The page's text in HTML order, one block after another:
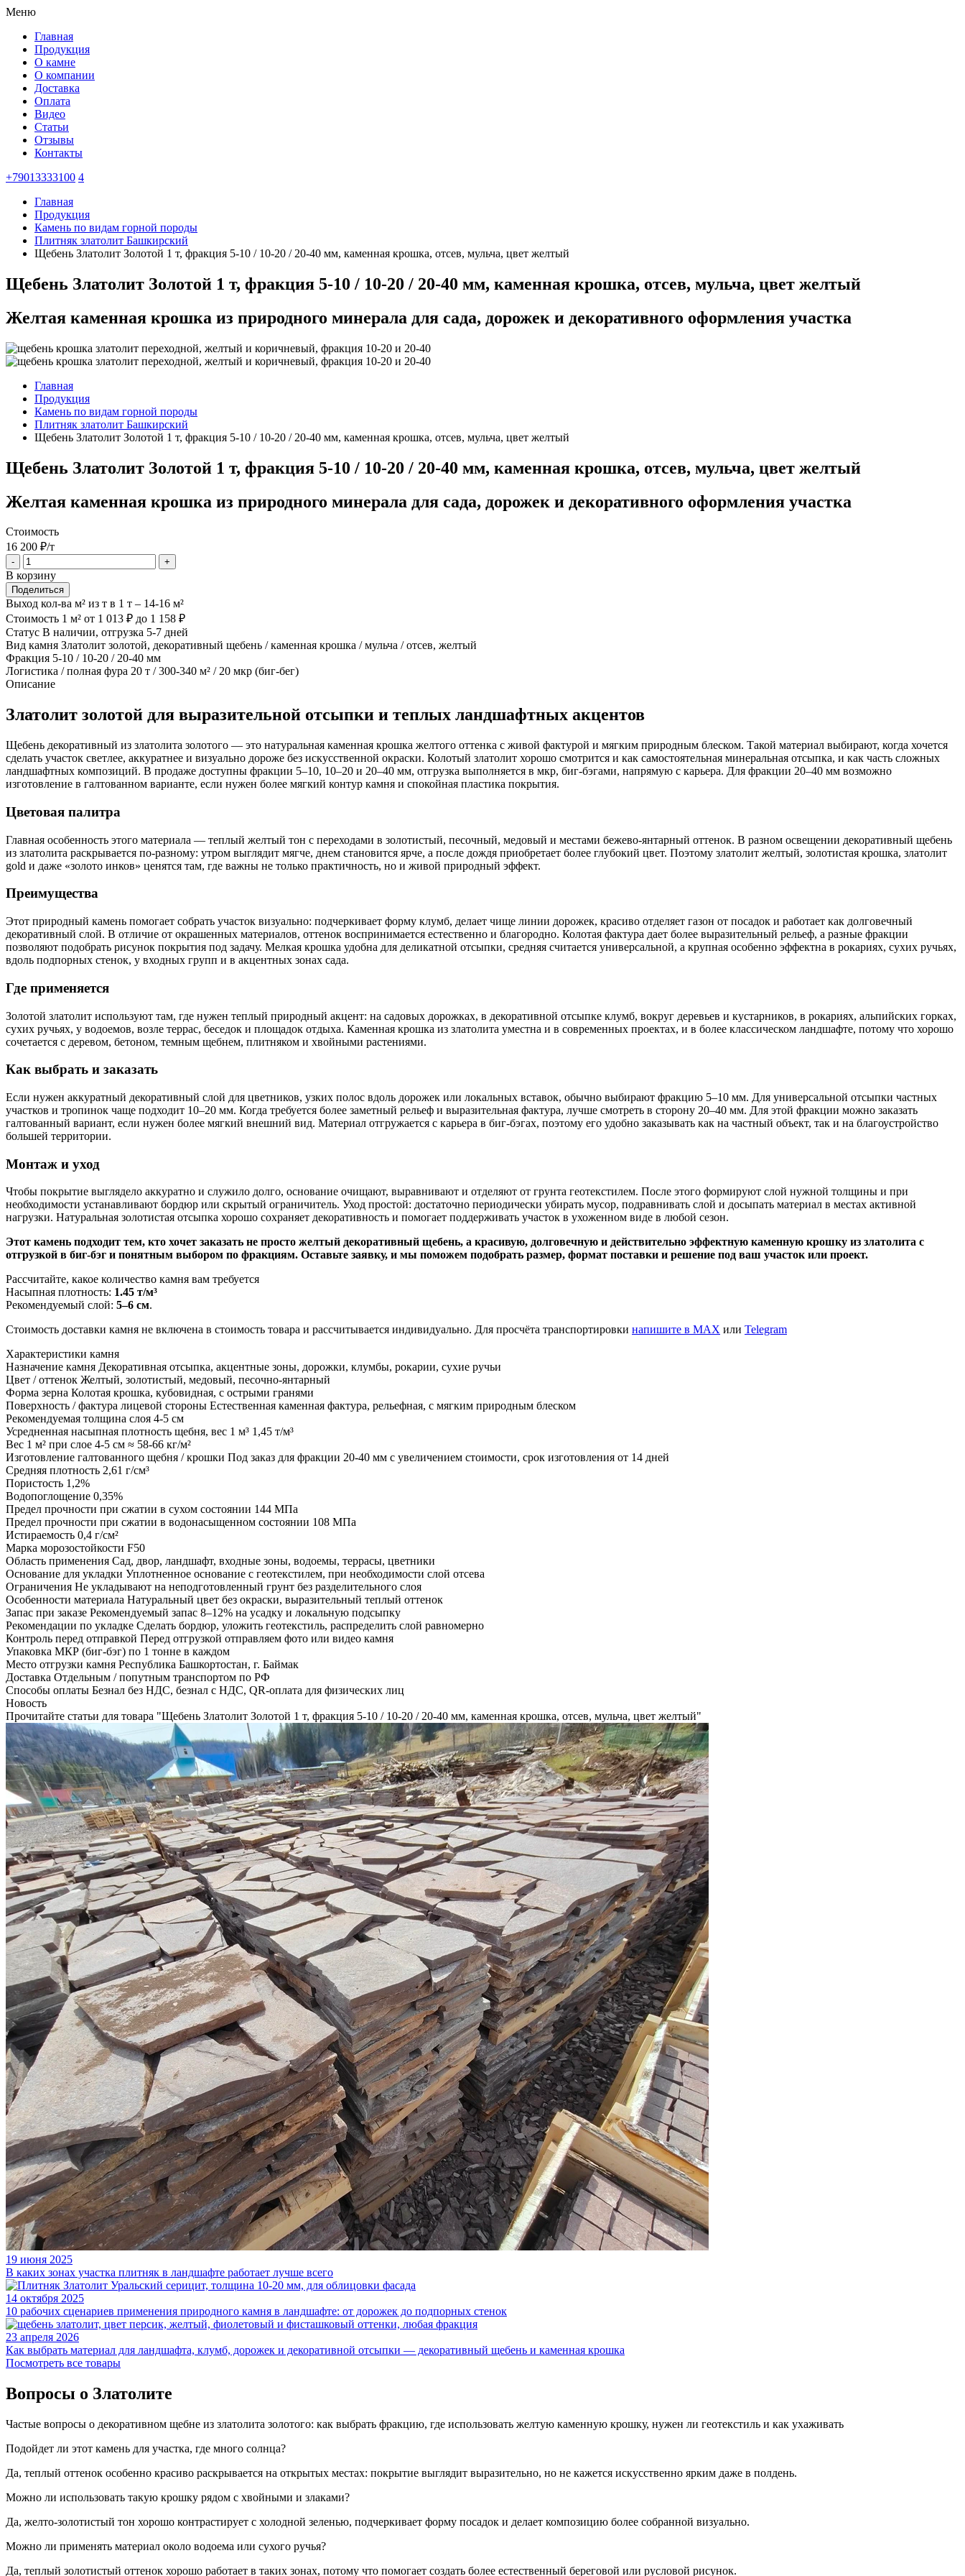
Меню
Главная
Продукция
О камне
О компании
Доставка
Оплата
Видео
Статьи
Отзывы
Контакты
+79013333100 4
Главная
Продукция
Камень по видам горной породы
Плитняк златолит Башкирский
Щебень Златолит Золотой 1 т, фракция 5-10 / 10-20 / 20-40 мм, каменная крошка, отсев, мульча, цвет желтый
Щебень Златолит Золотой 1 т, фракция 5-10 / 10-20 / 20-40 мм, каменная крошка, отсев, мульча, цвет желтый
Желтая каменная крошка из природного минерала для сада, дорожек и декоративного оформления участка
Главная
Продукция
Камень по видам горной породы
Плитняк златолит Башкирский
Щебень Златолит Золотой 1 т, фракция 5-10 / 10-20 / 20-40 мм, каменная крошка, отсев, мульча, цвет желтый
Щебень Златолит Золотой 1 т, фракция 5-10 / 10-20 / 20-40 мм, каменная крошка, отсев, мульча, цвет желтый
Желтая каменная крошка из природного минерала для сада, дорожек и декоративного оформления участка
Стоимость
16 200 ₽/т
- +
В корзину
Поделиться
Выход кол-ва м² из т в 1 т – 14-16 м²
Стоимость 1 м² от 1 013 ₽ до 1 158 ₽
Статус В наличии, отгрузка 5-7 дней
Вид камня Златолит золотой, декоративный щебень / каменная крошка / мульча / отсев, желтый
Фракция 5-10 / 10-20 / 20-40 мм
Логистика / полная фура 20 т / 300-340 м² / 20 мкр (биг-бег)
Описание
Златолит золотой для выразительной отсыпки и теплых ландшафтных акцентов
Щебень декоративный из златолита золотого — это натуральная каменная крошка желтого оттенка с живой фактурой и мягким природным блеском. Такой материал выбирают, когда хочется
сделать участок светлее, аккуратнее и визуально дороже без искусственной окраски. Колотый златолит хорошо смотрится и как самостоятельная минеральная отсыпка, и как часть сложных
ландшафтных композиций. В продаже доступны фракции 5–10, 10–20 и 20–40 мм, отгрузка выполняется в мкр, биг-бэгами, напрямую с карьера. Для фракции 20–40 мм возможно
изготовление в галтованном варианте, если нужен более мягкий контур камня и спокойная пластика покрытия.
Цветовая палитра
Главная особенность этого материала — теплый желтый тон с переходами в золотистый, песочный, медовый и местами бежево-янтарный оттенок. В разном освещении декоративный щебень
из златолита раскрывается по-разному: утром выглядит мягче, днем становится ярче, а после дождя приобретает более глубокий цвет. Поэтому златолит желтый, золотистая крошка, златолит
gold и даже «золото инков» ценятся там, где важны не только практичность, но и живой природный эффект.
Преимущества
Этот природный камень помогает собрать участок визуально: подчеркивает форму клумб, делает чище линии дорожек, красиво отделяет газон от посадок и работает как долговечный
декоративный слой. В отличие от окрашенных материалов, оттенок воспринимается естественно и благородно. Колотая фактура дает более выразительный рельеф, а разные фракции
позволяют подобрать рисунок покрытия под задачу. Мелкая крошка удобна для деликатной отсыпки, средняя считается универсальной, а крупная особенно эффектна в рокариях, сухих ручьях,
вдоль подпорных стенок, у входных групп и в акцентных зонах сада.
Где применяется
Золотой златолит используют там, где нужен теплый природный акцент: на садовых дорожках, в декоративной отсыпке клумб, вокруг деревьев и кустарников, в рокариях, альпийских горках,
сухих ручьях, у водоемов, возле террас, беседок и площадок отдыха. Каменная крошка из златолита уместна и в современных проектах, и в более классическом ландшафте, потому что хорошо
сочетается с деревом, бетоном, темным щебнем, плитняком и хвойными растениями.
Как выбрать и заказать
Если нужен аккуратный декоративный слой для цветников, узких полос вдоль дорожек или локальных вставок, обычно выбирают фракцию 5–10 мм. Для универсальной отсыпки частных
участков и тропинок чаще подходит 10–20 мм. Когда требуется более заметный рельеф и выразительная фактура, лучше смотреть в сторону 20–40 мм. Для этой фракции можно заказать
галтованный вариант, если нужен более мягкий внешний вид. Материал отгружается с карьера в биг-бэгах, поэтому его удобно заказывать как на частный объект, так и на благоустройство
большей территории.
Монтаж и уход
Чтобы покрытие выглядело аккуратно и служило долго, основание очищают, выравнивают и отделяют от грунта геотекстилем. После этого формируют слой нужной толщины и при
необходимости устанавливают бордюр или скрытый ограничитель. Уход простой: достаточно периодически убирать мусор, подравнивать слой и досыпать материал в местах активной
нагрузки. Натуральная золотистая отсыпка хорошо сохраняет декоративность и помогает поддерживать участок в ухоженном виде в любой сезон.
Этот камень подходит тем, кто хочет заказать не просто желтый декоративный щебень, а красивую, долговечную и действительно эффектную каменную крошку из златолита с
отгрузкой в биг-бэг и понятным выбором по фракциям. Оставьте заявку, и мы поможем подобрать размер, формат поставки и решение под ваш участок или проект.
Рассчитайте, какое количество камня вам требуется
Насыпная плотность: 1.45 т/м³
Рекомендуемый слой: 5–6 см.
Стоимость доставки камня не включена в стоимость товара и рассчитывается индивидуально. Для просчёта транспортировки напишите в MAX или Telegram
Характеристики камня
Назначение камня Декоративная отсыпка, акцентные зоны, дорожки, клумбы, рокарии, сухие ручьи
Цвет / оттенок Желтый, золотистый, медовый, песочно-янтарный
Форма зерна Колотая крошка, кубовидная, с острыми гранями
Поверхность / фактура лицевой стороны Естественная каменная фактура, рельефная, с мягким природным блеском
Рекомендуемая толщина слоя 4-5 см
Усредненная насыпная плотность щебня, вес 1 м³ 1,45 т/м³
Вес 1 м² при слое 4-5 см ≈ 58-66 кг/м²
Изготовление галтованного щебня / крошки Под заказ для фракции 20-40 мм с увеличением стоимости, срок изготовления от 14 дней
Средняя плотность 2,61 г/см³
Пористость 1,2%
Водопоглощение 0,35%
Предел прочности при сжатии в сухом состоянии 144 МПа
Предел прочности при сжатии в водонасыщенном состоянии 108 МПа
Истираемость 0,4 г/см²
Марка морозостойкости F50
Область применения Сад, двор, ландшафт, входные зоны, водоемы, террасы, цветники
Основание для укладки Уплотненное основание с геотекстилем, при необходимости слой отсева
Ограничения Не укладывают на неподготовленный грунт без разделительного слоя
Особенности материала Натуральный цвет без окраски, выразительный теплый оттенок
Запас при заказе Рекомендуемый запас 8–12% на усадку и локальную подсыпку
Рекомендации по укладке Сделать бордюр, уложить геотекстиль, распределить слой равномерно
Контроль перед отправкой Перед отгрузкой отправляем фото или видео камня
Упаковка МКР (биг-бэг) по 1 тонне в каждом
Место отгрузки камня Республика Башкортостан, г. Баймак
Доставка Отдельным / попутным транспортом по РФ
Способы оплаты Безнал без НДС, безнал с НДС, QR-оплата для физических лиц
Новость
Прочитайте статьи для товара "Щебень Златолит Золотой 1 т, фракция 5-10 / 10-20 / 20-40 мм, каменная крошка, отсев, мульча, цвет желтый"
19 июня 2025
В каких зонах участка плитняк в ландшафте работает лучше всего
14 октября 2025
10 рабочих сценариев применения природного камня в ландшафте: от дорожек до подпорных стенок
23 апреля 2026
Как выбрать материал для ландшафта, клумб, дорожек и декоративной отсыпки — декоративный щебень и каменная крошка
Посмотреть все товары
Вопросы о Златолите
Частые вопросы о декоративном щебне из златолита золотого: как выбрать фракцию, где использовать желтую каменную крошку, нужен ли геотекстиль и как ухаживать
Подойдет ли этот камень для участка, где много солнца?
Да, теплый оттенок особенно красиво раскрывается на открытых местах: покрытие выглядит выразительно, но не кажется искусственно ярким даже в полдень.
Можно ли использовать такую крошку рядом с хвойными и злаками?
Да, желто-золотистый тон хорошо контрастирует с холодной зеленью, подчеркивает форму посадок и делает композицию более собранной визуально.
Можно ли применять материал около водоема или сухого ручья?
Да, теплый золотистый оттенок хорошо работает в таких зонах, потому что помогает создать более естественный береговой или русловой рисунок.